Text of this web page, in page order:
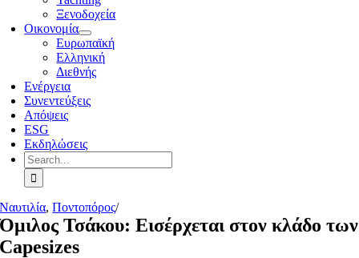
Ξενοδοχεία
Οικονομία
Ευρωπαϊκή
Ελληνική
Διεθνής
Ενέργεια
Συνεντεύξεις
Απόψεις
ESG
Εκδηλώσεις
Search
for:
Ναυτιλία,Ποντοπόρος/
Όμιλος Τσάκου: Εισέρχεται στον κλάδο των
Capesizes